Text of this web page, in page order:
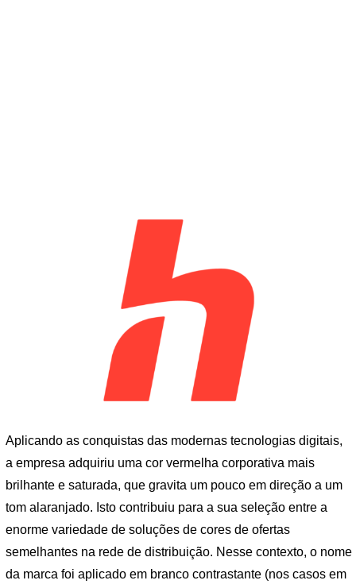
Aplicando as conquistas das modernas tecnologias digitais,
a empresa adquiriu uma cor vermelha corporativa mais
brilhante e saturada, que gravita um pouco em direção a um
tom alaranjado. Isto contribuiu para a sua seleção entre a
enorme variedade de soluções de cores de ofertas
semelhantes na rede de distribuição. Nesse contexto, o nome
da marca foi aplicado em branco contrastante (nos casos em